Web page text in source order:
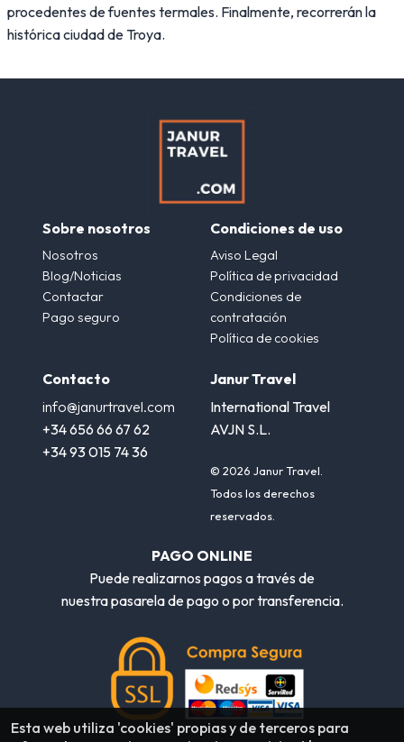
procedentes de fuentes termales. Finalmente, recorrerán la
histórica ciudad de Troya.
Sobre nosotros
Nosotros
Blog/Noticias
Contactar
Pago seguro
Condiciones de uso
Aviso Legal
Política de privacidad
Condiciones de
contratación
Política de cookies
Contacto
info@janurtravel.com
+34 656 66 67 62
+34 93 015 74 36
Janur Travel
International Travel
AVJN S.L.
© 2026 Janur Travel.
Todos los derechos
reservados.
PAGO ONLINE
Puede realizarnos pagos a través de
nuestra pasarela de pago o por transferencia.
Esta web utiliza 'cookies' propias y de terceros para